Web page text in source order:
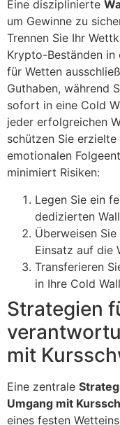
Eine disziplinierte
um Gewinne zu
Trennen Sie Ihr
Krypto-Beständen in
für Wetten
Guthaben, während
sofort in eine Cold
jeder erfolgreichen
schützen Sie
emotionalen
minimiert Risiken:
Legen Sie ein
dedizierten
Überweisen
Einsatz auf die
Transferieren
in Ihre Cold
Strategien
mit
Eine zentrale
Umgang mit
eines festen